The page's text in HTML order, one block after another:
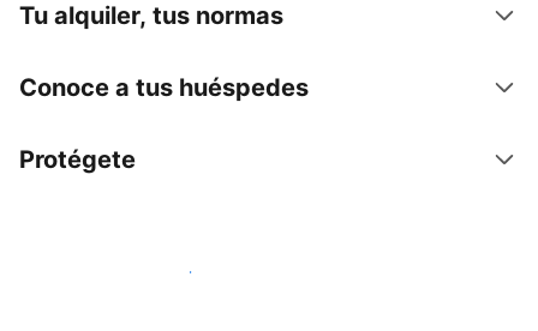
Tu alquiler, tus normas
Conoce a tus huéspedes
Protégete
Alquila tu alojamiento hoy mismo